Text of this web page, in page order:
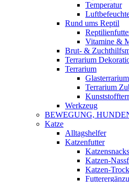
Temperatur
Rund ums Reptil
Vitamine &
Brut- &
Terrarium
Terrarium
Glasterrarium
Terrarium
Werkzeug
BEWEGUNG,
Katze
Alltagshelfer
Katzenfutter
Katzensnacks
Katzen-
Katzen-